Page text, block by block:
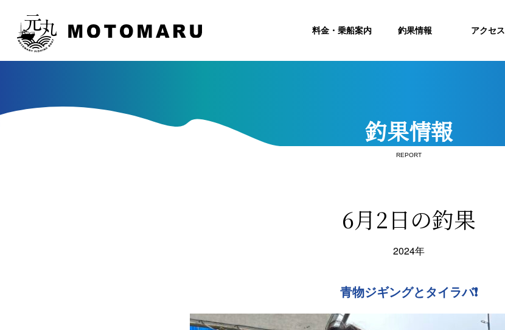
料金・乗船案内 釣果情報 アクセス
釣果情報
REPORT
6月2日の釣果
2024年
青物ジギングとタイラバ❗️